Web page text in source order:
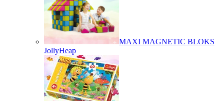
MAXI MAGNETIC BLOKS
JollyHeap